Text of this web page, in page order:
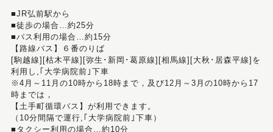
■JR弘前駅から
■徒歩の場合…約25分
■バス利用の場合…約15分
【路線バス】６番のりば
[駒越線][枯木平線][弥生･新岡･葛原線][相馬線][大秋･居森平線]を
利用し,｢大学病院前｣下車
※4月～11月の10時から18時まで，及び12月～3月の10時から17
時までは，
【土手町循環バス】が利用できます。
（10分間隔で運行,｢大学病院前｣下車）
■タクシー利用の場合…約10分